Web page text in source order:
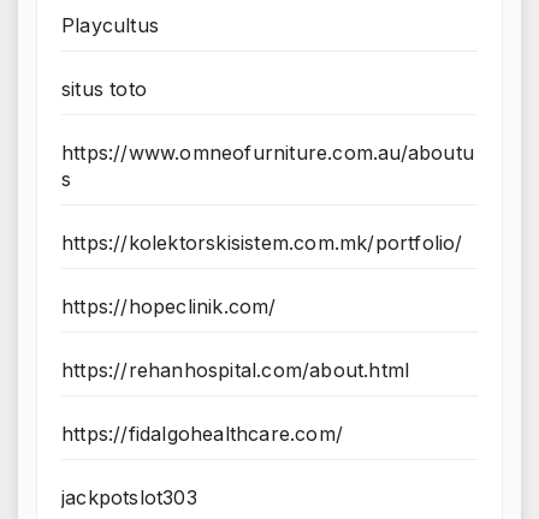
Playcultus
situs toto
https://www.omneofurniture.com.au/aboutu
s
https://kolektorskisistem.com.mk/portfolio/
https://hopeclinik.com/
https://rehanhospital.com/about.html
https://fidalgohealthcare.com/
jackpotslot303